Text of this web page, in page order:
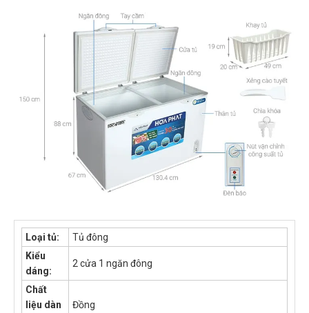
Loại tủ:
Tủ đông
Kiểu
dáng:
2 cửa 1 ngăn đông
Chất
liệu dàn
Đồng